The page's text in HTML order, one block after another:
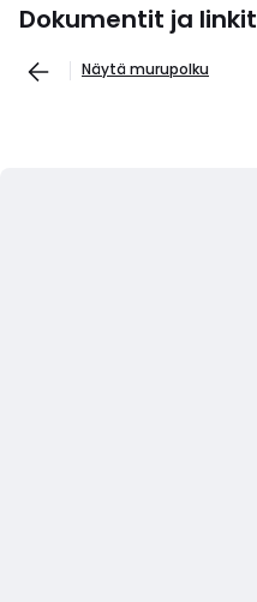
Dokumentit ja linkit
Näytä murupolku